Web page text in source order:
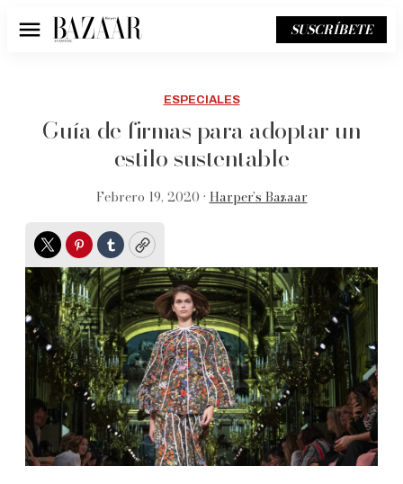
Menú SUSCRÍBETE
ESPECIALES
Guía de firmas para adoptar un
estilo sustentable
Febrero 19, 2020 • Harper’s Bazaar
TwitterPinterest
TumblrCopy